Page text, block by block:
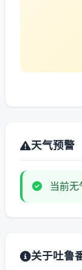
天气预警
当前
关于吐鲁